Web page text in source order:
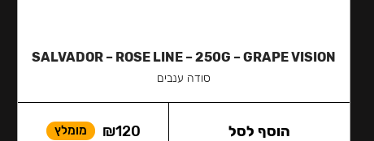
SALVADOR – ROSE LINE – 250G – GRAPE VISION
סודה ענבים
₪120 מומלץ הוסף לסל